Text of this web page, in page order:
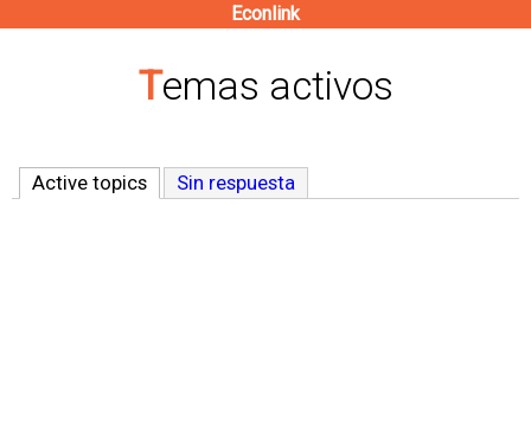
contenido
Econlink
Temas activos
Active topics (solapa activa)
Sin respuesta